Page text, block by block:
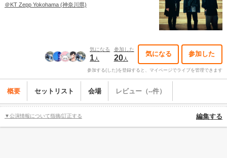
＠KT Zepp Yokohama (神奈川県)
気になる
1人
参加した
20人
気になる 参加した
参加する(した)を登録すると、マイページでライブを管理できます
概要 セットリスト 会場 レビュー（--件）
▼公演情報について指摘/訂正する 編集する